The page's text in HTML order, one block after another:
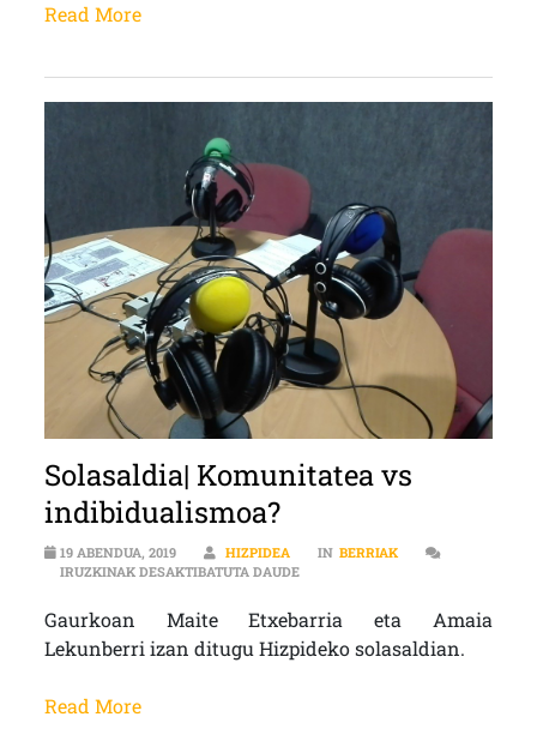
Read More
Solasaldia| Komunitatea vs
indibidualismoa?
19 ABENDUA, 2019 HIZPIDEA IN BERRIAK
IRUZKINAK DESAKTIBATUTA DAUDESOLASALDIA| KOMUNITATEA VS
Gaurkoan Maite Etxebarria eta Amaia
Lekunberri izan ditugu Hizpideko solasaldian.
Read More